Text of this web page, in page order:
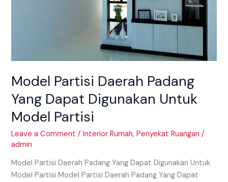
Model Partisi Daerah Padang
Yang Dapat Digunakan Untuk
Model Partisi
Leave a Comment /Interior Rumah,Penyekat Ruangan /
admin
Model Partisi Daerah Padang Yang Dapat Digunakan Untuk
Model Partisi Model Partisi Daerah Padang Yang Dapat